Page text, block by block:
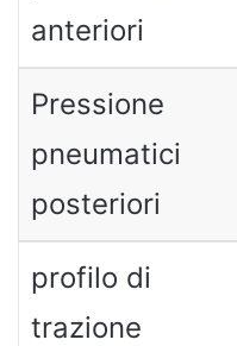
anteriori
Pressione
pneumatici
posteriori
profilo di
trazione